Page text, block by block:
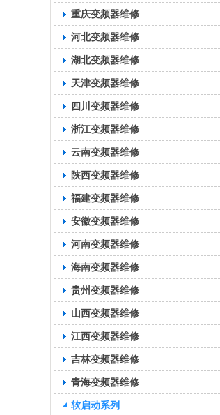
重庆变频器维修
河北变频器维修
湖北变频器维修
天津变频器维修
四川变频器维修
浙江变频器维修
云南变频器维修
陕西变频器维修
福建变频器维修
安徽变频器维修
河南变频器维修
海南变频器维修
贵州变频器维修
山西变频器维修
江西变频器维修
吉林变频器维修
青海变频器维修
软启动系列